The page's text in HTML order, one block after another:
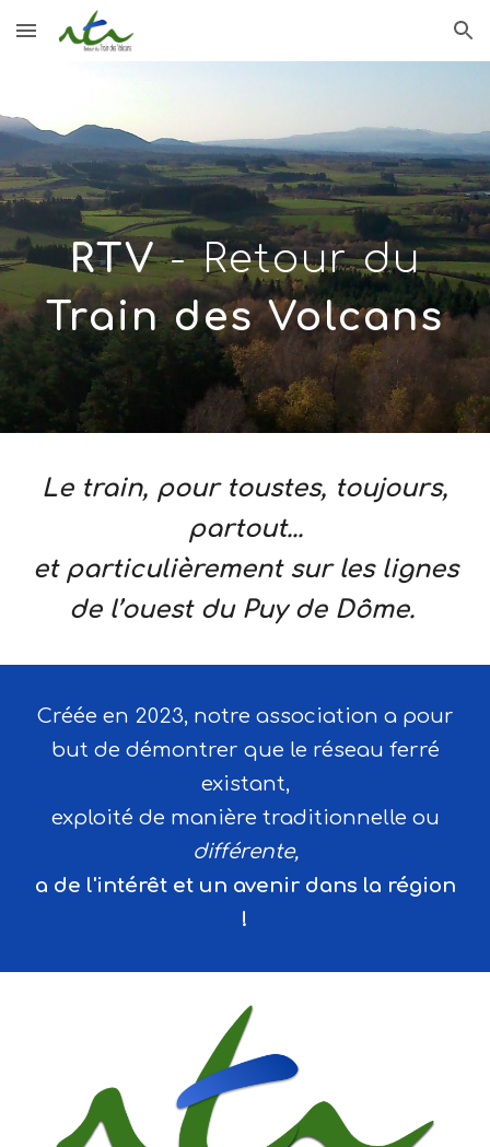
Skip to main content Skip to navigation
RTV- Retour du
Train des Volcans
Le train, pour toustes, toujours,
partout...
et particulièrement sur les lignes
de l’ouest du Puy de Dôme.
Créée en 2023, notre association a pour
but de démontrer que le réseau ferré
existant,
exploité de manière traditionnelle ou
différente,
a de l'intérêt et un avenir dans la région
!